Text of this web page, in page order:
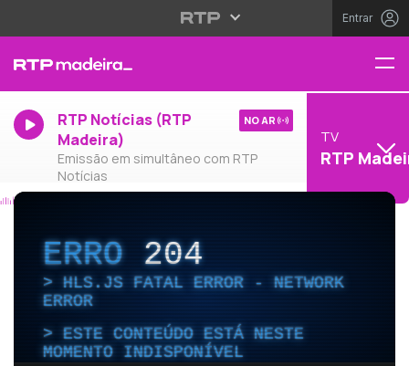
Entrar
RTP Notícias (RTP
Madeira)
Emissão em simultâneo com RTP
Notícias
NO AR
TV
RTP
ERRO204
HLS.JS FATAL ERROR - NETWORK
ERROR
ESTE CONTEÚDO ESTÁ NESTE
MOMENTO INDISPONÍVEL